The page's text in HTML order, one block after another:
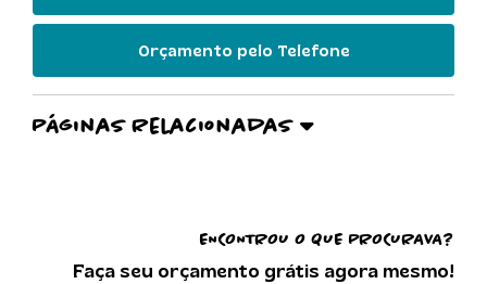
Orçamento pelo Telefone
Páginas Relacionadas
ENCONTROU O QUE PROCURAVA?
Faça seu orçamento grátis agora mesmo!